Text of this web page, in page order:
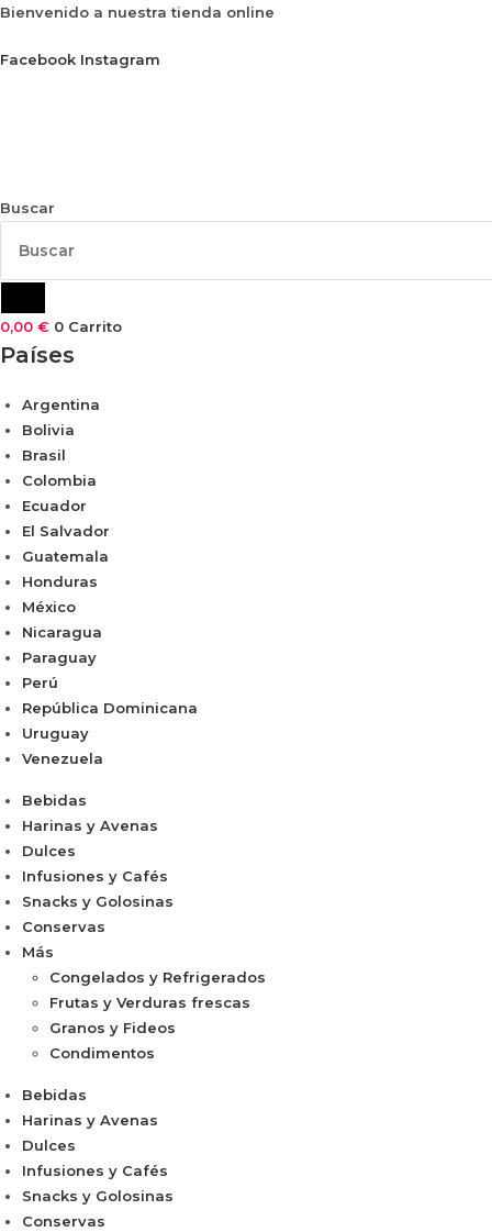
Ir
contenido
Bienvenido a nuestra tienda online
Facebook Instagram
Buscar
0,00 € 0 Carrito
Países
Argentina
Bolivia
Brasil
Colombia
Ecuador
El Salvador
Guatemala
Honduras
México
Nicaragua
Paraguay
Perú
República Dominicana
Uruguay
Venezuela
Bebidas
Harinas y Avenas
Dulces
Infusiones y Cafés
Snacks y Golosinas
Conservas
Más
Congelados y Refrigerados
Frutas y Verduras frescas
Granos y Fideos
Condimentos
Bebidas
Harinas y Avenas
Dulces
Infusiones y Cafés
Snacks y Golosinas
Conservas